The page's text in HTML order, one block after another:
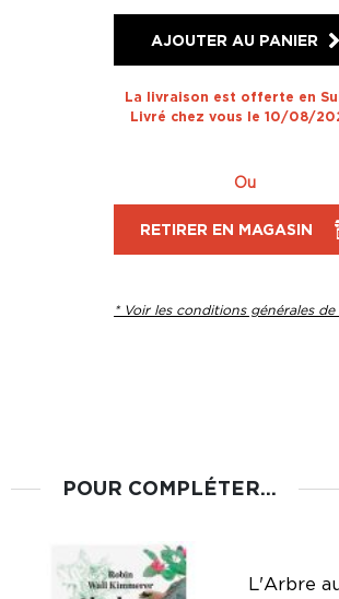
AJOUTER AU PANIER
La livraison est offerte en
Livré chez vous le 10/08/
Ou
RETIRER EN MAGASIN
* Voir les conditions générales de
POUR COMPLÉTER...
L'Arbre